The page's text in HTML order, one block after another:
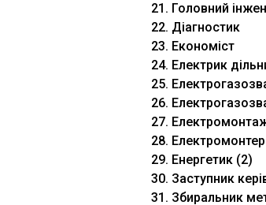
21. Головний
22. Діагностик
23. Економіст
24. Електрик
25.
26.
27.
28. Електромонтер
29. Енергетик (2)
30. Заступник
31. Збиральник